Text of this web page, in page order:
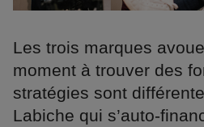
Les trois marques
moment à trouver des
stratégies sont
Labiche qui s’auto-